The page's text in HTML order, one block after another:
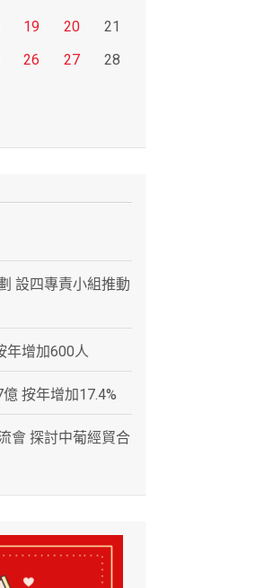
19 20
21
26 27
28
設四專責小組推動
年增加600人
按年增加17.4%
會 探討中葡經貿合